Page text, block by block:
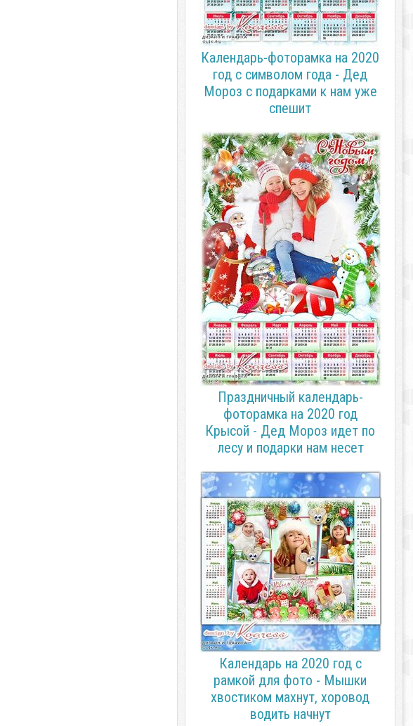
Календарь-фоторамка на 2020
год с символом года - Дед
Мороз с подарками к нам уже
спешит
Праздничный календарь-
фоторамка на 2020 год
Крысой - Дед Мороз идет по
лесу и подарки нам несет
Календарь на 2020 год с
рамкой для фото - Мышки
хвостиком махнут, хоровод
водить начнут